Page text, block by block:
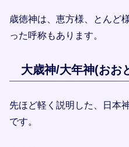
歳徳神は、恵方様、とんど
った呼称もあります。
大歳神/大年神(おお
先ほど軽く説明した、日本
です。